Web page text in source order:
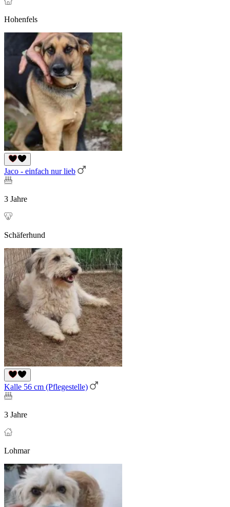
Hohenfels
Jaco - einfach nur lieb
3 Jahre
Schäferhund
Kalle 56 cm (Pflegestelle)
3 Jahre
Lohmar